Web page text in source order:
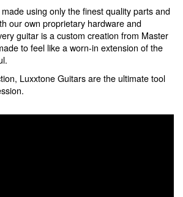
using only the finest quality parts and
our own proprietary hardware and
guitar is a custom creation from Master
to feel like a worn-in extension of the
Luxxtone Guitars are the ultimate tool